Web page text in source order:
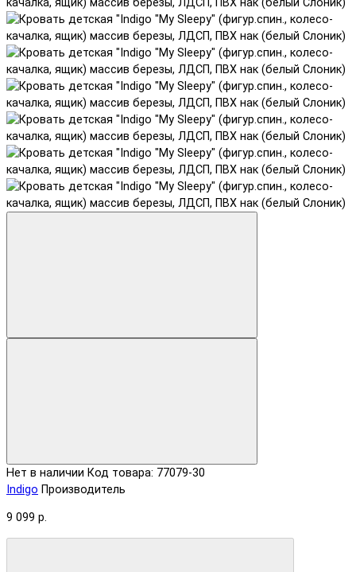
Нет в наличии Код товара: 77079-30
Indigo Производитель
9 099 р.